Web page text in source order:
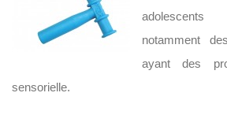
notamment
ayant des
sensorielle.